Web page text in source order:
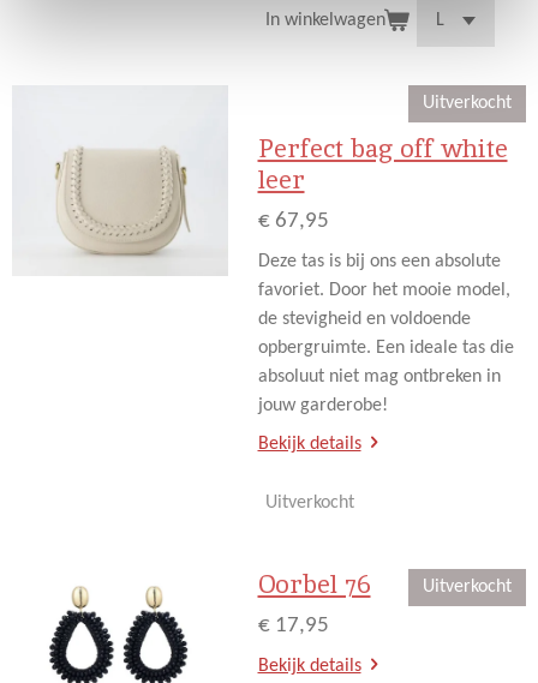
In winkelwagen
Uitverkocht
Perfect bag off white
leer
€ 67,95
Deze tas is bij ons een absolute
favoriet. Door het mooie model,
de stevigheid en voldoende
opbergruimte. Een ideale tas die
absoluut niet mag ontbreken in
jouw garderobe!
Bekijk details
Uitverkocht
Uitverkocht
Oorbel 76
€ 17,95
Bekijk details